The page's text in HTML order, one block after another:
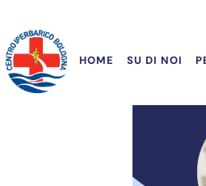
HOME SU DI NOI